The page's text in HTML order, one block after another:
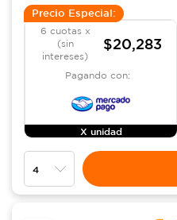
Precio Especial:
6 cuotas x
(sin
intereses)
$20,283
Pagando con:
X unidad